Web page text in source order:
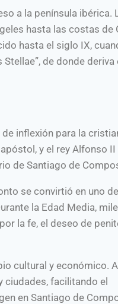
a la península ibérica.
hasta las costas de
hasta el siglo IX,
de donde deriva
inflexión para la
y el rey Alfonso II
de Santiago de
se convirtió en uno
la Edad Media,
la fe, el deseo de
cultural y económico.
ciudades, facilitando el
en Santiago de